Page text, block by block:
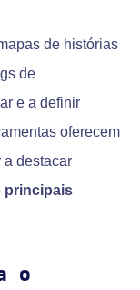
de histórias
de
e a definir
oferecem
a destacar
principais
o